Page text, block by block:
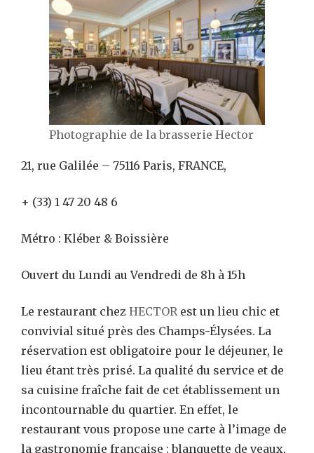
Photographie de la brasserie Hector
21, rue Galilée – 75116 Paris, FRANCE,
+ (33) 1 47 20 48 6
Métro : Kléber & Boissière
Ouvert du Lundi au Vendredi de 8h à 15h
Le restaurant chez HECTORest un lieu chic et
convivial situé près des Champs-Élysées. La
réservation est obligatoire pour le déjeuner, le
lieu étant très prisé. La qualité du service et de
sa cuisine fraîche fait de cet établissement un
incontournable du quartier. En effet, le
restaurant vous propose une carte à l’image de
la gastronomie française : blanquette de veaux,